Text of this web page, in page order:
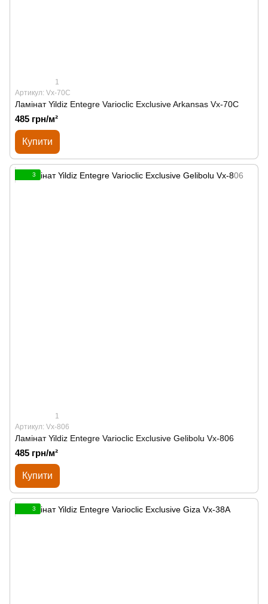
1
Артикул: Vx-70C
Ламінат Yildiz Entegre Varioclic Exclusive Arkansas Vx-70C
485 грн/м²
Купити
3
1
Артикул: Vx-806
Ламінат Yildiz Entegre Varioclic Exclusive Gelibolu Vx-806
485 грн/м²
Купити
3